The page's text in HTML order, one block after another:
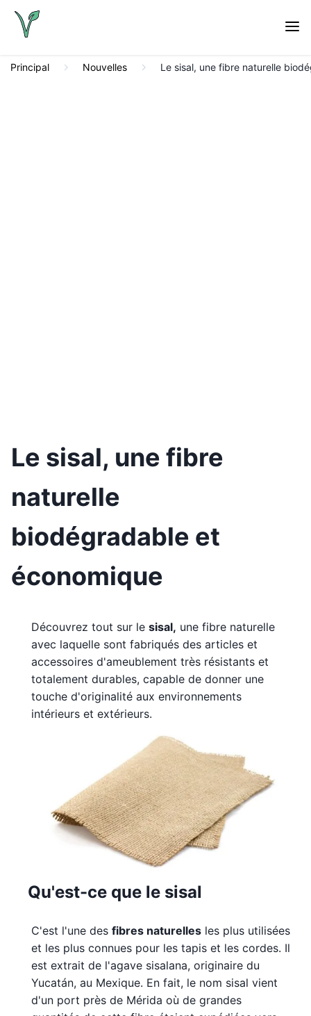
Principal Nouvelles Le sisal, une fibre naturelle
Le sisal, une fibre
naturelle
biodégradable et
économique
Découvrez tout sur le sisal, une fibre naturelle
avec laquelle sont fabriqués des articles et
accessoires d'ameublement très résistants et
totalement durables, capable de donner une
touche d'originalité aux environnements
intérieurs et extérieurs.
Qu'est-ce que le sisal
C'est l'une des fibres naturelles les plus utilisées
et les plus connues pour les tapis et les cordes. Il
est extrait de l'agave sisalana, originaire du
Yucatán, au Mexique. En fait, le nom sisal vient
d'un port près de Mérida où de grandes